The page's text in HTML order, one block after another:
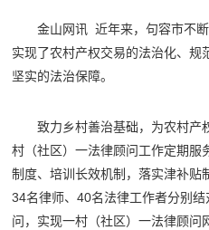
金山网讯 近年来，句容市不
实现了农村产权交易的法治化、规
坚实的法治保障。
致力乡村善治基础，为农村产
村（社区）一法律顾问工作定期服
制度、培训长效机制，落实津补贴
34名律师、40名法律工作者分别
问，实现一村（社区）一法律顾问